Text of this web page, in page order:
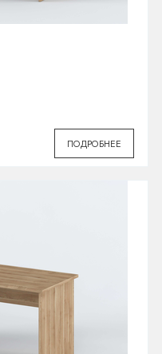
ПОДРОБНЕЕ